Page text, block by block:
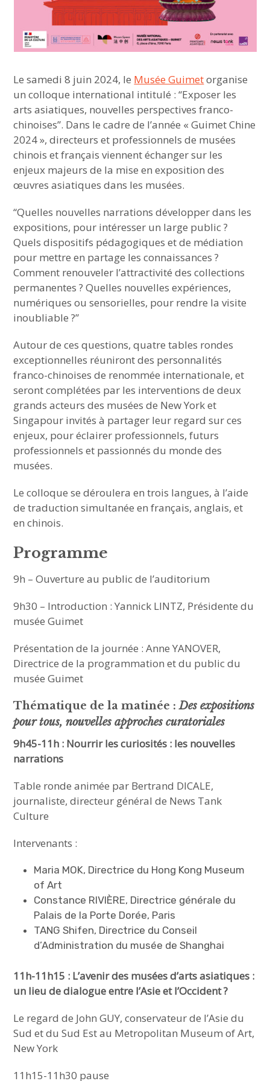
Le samedi 8 juin 2024, le Musée Guimetorganise
un colloque international intitulé : “Exposer les
arts asiatiques, nouvelles perspectives franco-
chinoises”. Dans le cadre de l’année « Guimet Chine
2024 », directeurs et professionnels de musées
chinois et français viennent échanger sur les
enjeux majeurs de la mise en exposition des
œuvres asiatiques dans les musées.
“Quelles nouvelles narrations développer dans les
expositions, pour intéresser un large public ?
Quels dispositifs pédagogiques et de médiation
pour mettre en partage les connaissances ?
Comment renouveler l’attractivité des collections
permanentes ? Quelles nouvelles expériences,
numériques ou sensorielles, pour rendre la visite
inoubliable ?”
Autour de ces questions, quatre tables rondes
exceptionnelles réuniront des personnalités
franco-chinoises de renommée internationale, et
seront complétées par les interventions de deux
grands acteurs des musées de New York et
Singapour invités à partager leur regard sur ces
enjeux, pour éclairer professionnels, futurs
professionnels et passionnés du monde des
musées.
Le colloque se déroulera en trois langues, à l’aide
de traduction simultanée en français, anglais, et
en chinois.
Programme
9h – Ouverture au public de l’auditorium
9h30 – Introduction : Yannick LINTZ, Présidente du
musée Guimet
Présentation de la journée : Anne YANOVER,
Directrice de la programmation et du public du
musée Guimet
Thématique de la matinée :Des expositions
pour tous, nouvelles approches curatoriales
9h45-11h : Nourrir les curiosités : les nouvelles
narrations
Table ronde animée par Bertrand DICALE,
journaliste, directeur général de News Tank
Culture
Intervenants :
Maria MOK, Directrice du Hong Kong Museum
of Art
Constance RIVIÈRE, Directrice générale du
Palais de la Porte Dorée, Paris
TANG Shifen, Directrice du Conseil
d’Administration du musée de Shanghai
11h-11h15 : L’avenir des musées d’arts asiatiques :
un lieu de dialogue entre l’Asie et l’Occident ?
Le regard de John GUY, conservateur de l’Asie du
Sud et du Sud Est au Metropolitan Museum of Art,
New York
11h15-11h30 pause